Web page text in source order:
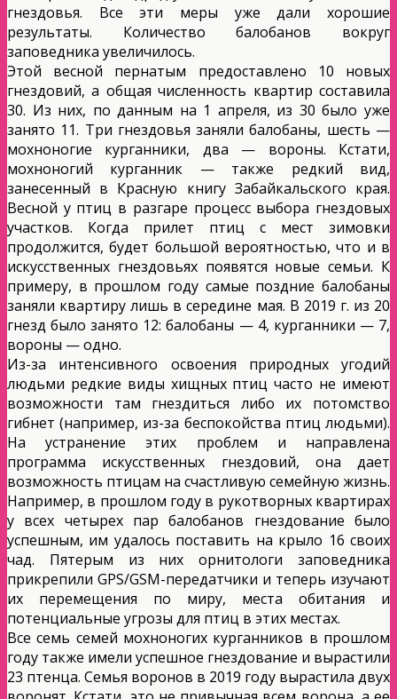
гнездовья. Все эти меры уже дали хорошие
результаты. Количество балобанов вокруг
заповедника увеличилось.
Этой весной пернатым предоставлено 10 новых
гнездовий, а общая численность квартир составила
30. Из них, по данным на 1 апреля, из 30 было уже
занято 11. Три гнездовья заняли балобаны, шесть —
мохноногие курганники, два — вороны. Кстати,
мохноногий курганник — также редкий вид,
занесенный в Красную книгу Забайкальского края.
Весной у птиц в разгаре процесс выбора гнездовых
участков. Когда прилет птиц с мест зимовки
продолжится, будет большой вероятностью, что и в
искусственных гнездовьях появятся новые семьи. К
примеру, в прошлом году самые поздние балобаны
заняли квартиру лишь в середине мая. В 2019 г. из 20
гнезд было занято 12: балобаны — 4, курганники — 7,
вороны — одно.
Из-за интенсивного освоения природных угодий
людьми редкие виды хищных птиц часто не имеют
возможности там гнездиться либо их потомство
гибнет (например, из-за беспокойства птиц людьми).
На устранение этих проблем и направлена
программа искусственных гнездовий, она дает
возможность птицам на счастливую семейную жизнь.
Например, в прошлом году в рукотворных квартирах
у всех четырех пар балобанов гнездование было
успешным, им удалось поставить на крыло 16 своих
чад. Пятерым из них орнитологи заповедника
прикрепили GPS/GSM-передатчики и теперь изучают
их перемещения по миру, места обитания и
потенциальные угрозы для птиц в этих местах.
Все семь семей мохноногих курганников в прошлом
году также имели успешное гнездование и вырастили
23 птенца. Семья воронов в 2019 году вырастила двух